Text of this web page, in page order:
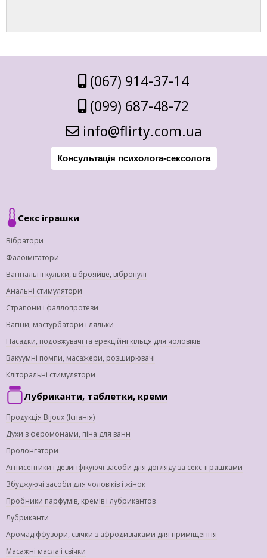
(067) 914-37-14
(099) 687-48-72
info@flirty.com.ua
Консультація психолога-сексолога
Секс іграшки
Вібратори
Фалоімітатори
Вагінальні кульки, віброяйце, вібропулі
Анальні стимулятори
Страпони і фаллопротези
Вагіни, мастурбатори і ляльки
Насадки, подовжувачі та ерекційні кільця для чоловіків
Вакуумні помпи, масажери, розширювачі
Кліторальні стимулятори
Лубриканти, таблетки, креми
Продукція Bijoux (Іспанія)
Духи з феромонами, піна для ванн
Пролонгатори
Антисептики і дезинфікуючі засоби для догляду за секс-іграшками
Збуджуючі засоби для чоловіків і жінок
Пробники парфумів, кремів і лубрикантов
Лубриканти
Аромадіффузори, свічки з афродизіаками для приміщення
Масажні масла і свічки